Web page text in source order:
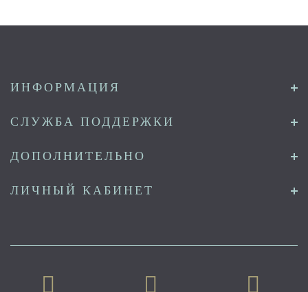
ИНФОРМАЦИЯ
СЛУЖБА ПОДДЕРЖКИ
ДОПОЛНИТЕЛЬНО
ЛИЧНЫЙ КАБИНЕТ